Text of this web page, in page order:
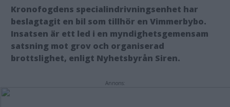
Kronofogdens specialindrivningsenhet har
beslagtagit en bil som tillhör en Vimmerbybo.
Insatsen är ett led i en myndighetsgemensam
satsning mot grov och organiserad
brottslighet, enligt Nyhetsbyrån Siren.
Annons: